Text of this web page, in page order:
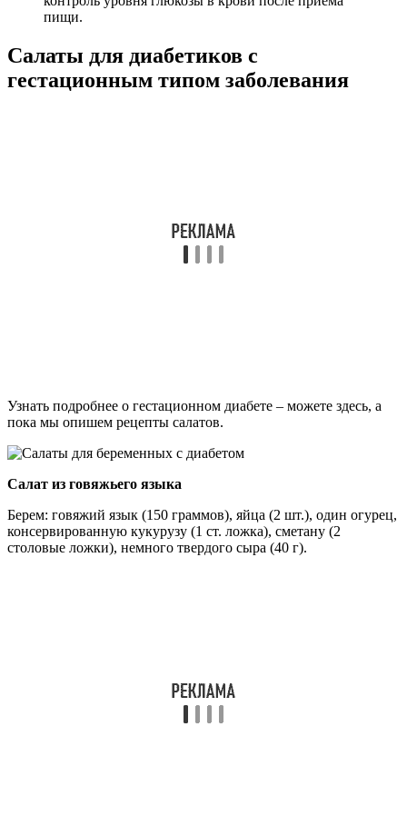
пищи.
Салаты для диабетиков с
гестационным типом заболевания
Узнать подробнее о гестационном диабете – можете здесь, а
пока мы опишем рецепты салатов.
Салат из говяжьего языка
Берем: говяжий язык (150 граммов), яйца (2 шт.), один огурец,
консервированную кукурузу (1 ст. ложка), сметану (2
столовые ложки), немного твердого сыра (40 г).